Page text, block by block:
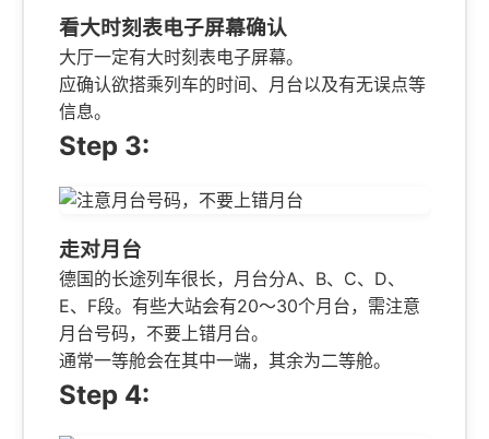
看大时刻表电子屏幕确认
大厅一定有大时刻表电子屏幕。
应确认欲搭乘列车的时间、月台以及有无误点等
信息。
Step 3:
走对月台
德国的长途列车很长，月台分A、B、C、D、
E、F段。有些大站会有20～30个月台，需注意
月台号码，不要上错月台。
通常一等舱会在其中一端，其余为二等舱。
Step 4: